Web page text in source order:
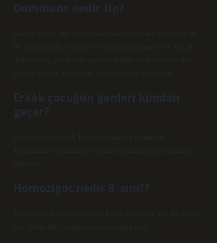
Dominans nedir tip?
Baskın kalıtım Bu, bir kişinin genin bir normal kopyasını ve
bir de değiştirilmiş kopyasını taşıdığı anlamına gelir. Ancak,
değiştirilmiş gen normal gene baskındır veya üstündür. Bu,
bireyin genetik hastalıktan etkilenmesiyle sonuçlanır.
Erkek çocuğun genleri kimden
geçer?
Erkekler (babalar) X kromozomundaki genlerden
kaynaklanan, erkeklerde bulunan hastalıklı genleri kızlarına
aktarırlar.
Homozigot nedir 8. sınıf?
Homozigot, bir organizmanın belirli bir özellik için iki özdeş
gen çiftine (alel) sahip olması anlamına gelir.